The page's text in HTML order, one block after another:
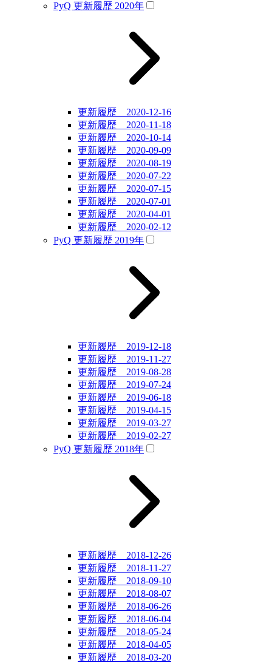
PyQ 更新履歴 2020年
更新履歴 2020-12-16
更新履歴 2020-11-18
更新履歴 2020-10-14
更新履歴 2020-09-09
更新履歴 2020-08-19
更新履歴 2020-07-22
更新履歴 2020-07-15
更新履歴 2020-07-01
更新履歴 2020-04-01
更新履歴 2020-02-12
PyQ 更新履歴 2019年
更新履歴 2019-12-18
更新履歴 2019-11-27
更新履歴 2019-08-28
更新履歴 2019-07-24
更新履歴 2019-06-18
更新履歴 2019-04-15
更新履歴 2019-03-27
更新履歴 2019-02-27
PyQ 更新履歴 2018年
更新履歴 2018-12-26
更新履歴 2018-11-27
更新履歴 2018-09-10
更新履歴 2018-08-07
更新履歴 2018-06-26
更新履歴 2018-06-04
更新履歴 2018-05-24
更新履歴 2018-04-05
更新履歴 2018-03-20